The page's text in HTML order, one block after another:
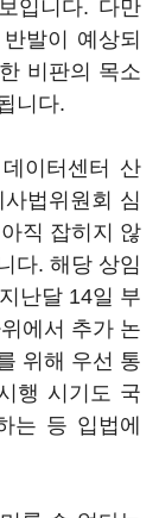
입니다. 다만
발이 예상되
비판의 목소
니다.
이터센터 산
법위원회 심
직 잡히지 않
다. 해당 상임
난달 14일 부
에서 추가 논
위해 우선 통
행 시기도 국
는 등 입법에